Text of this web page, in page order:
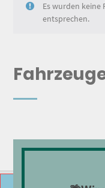
Fahrzeuge
Es wurden
entsprechen.